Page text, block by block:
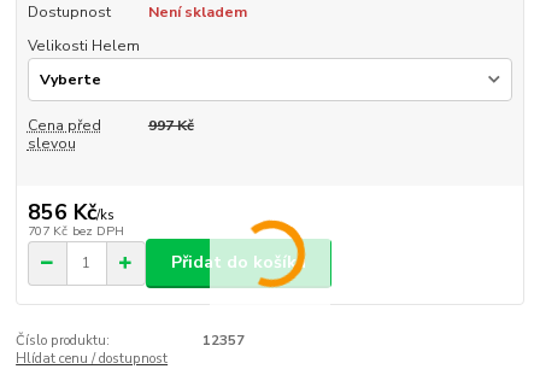
Dostupnost
Není skladem
Velikosti Helem
Cena před
slevou
997 Kč
856 Kč/ks
707 Kč bez DPH
Přidat do košíku
Číslo produktu:
12357
Hlídat cenu / dostupnost